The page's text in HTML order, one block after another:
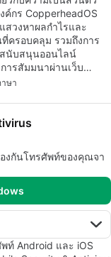
กร CopperheadOS
สวงหาผลกำไรและ
ครอบคลุม รวมถึงการ
นับสนุนออนไลน์
ารสัมมนาผ่านเว็บ…
ษา
งกันโทรศัพท์ของคุณจา
ท์ Android และ iOS